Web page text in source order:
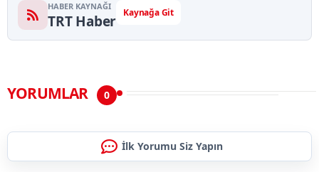
HABER KAYNAĞI
TRT Haber Kaynağa Git
YORUMLAR 0
İlk Yorumu Siz Yapın